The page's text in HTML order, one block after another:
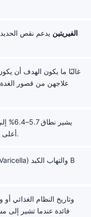
الفيريتين
علاجهن من قصور الغدة
أعلى معايير السكري إذا تم تأكيده؛ وتعد السيطرة قبل الحمل الأهم في أول 6–8 أسابيع.